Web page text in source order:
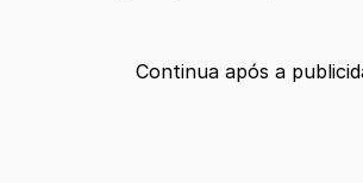
Continua após a